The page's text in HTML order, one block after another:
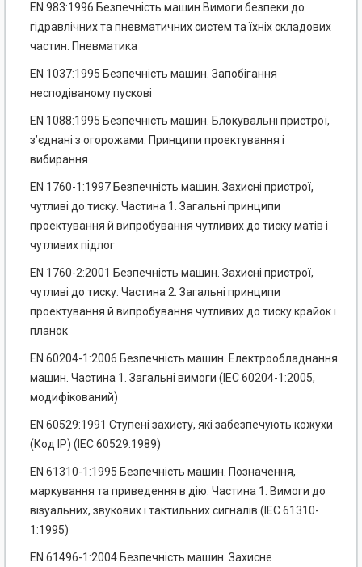
EN 983:1996 Безпечність машин Вимоги безпеки до
гідравлічних та пневматичних систем та їхніх складових
частин. Пневматика
EN 1037:1995 Безпечність машин. Запобігання
несподіваному пускові
EN 1088:1995 Безпечність машин. Блокувальні пристрої,
з’єднані з огорожами. Принципи проектування і
вибирання
EN 1760-1:1997 Безпечність машин. Захисні пристрої,
чутливі до тиску. Частина 1. Загальні принципи
проектування й випробування чутливих до тиску матів і
чутливих підлог
EN 1760-2:2001 Безпечність машин. Захисні пристрої,
чутливі до тиску. Частина 2. Загальні принципи
проектування й випробування чутливих до тиску крайок і
планок
EN 60204-1:2006 Безпечність машин. Електрообладнання
машин. Частина 1. Загальні вимоги (ІЕС 60204-1:2005,
модифікований)
EN 60529:1991 Ступені захисту, які забезпечують кожухи
(Код IP) (ІЕС 60529:1989)
EN 61310-1:1995 Безпечність машин. Позначення,
маркування та приведення в дію. Частина 1. Вимоги до
візуальних, звукових і тактильних сигналів (ІЕС 61310-
1:1995)
EN 61496-1:2004 Безпечність машин. Захисне